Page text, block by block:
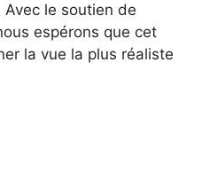
Avec le soutien de
espérons que cet
la vue la plus réaliste